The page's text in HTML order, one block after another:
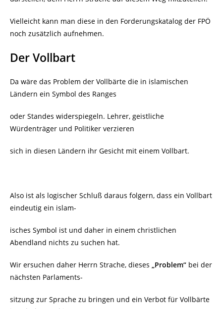
Vielleicht kann man diese in den Forderungskatalog der FPÖ
noch zusätzlich aufnehmen.
Der Vollbart
Da wäre das Problem der Vollbärte die in islamischen
Ländern ein Symbol des Ranges
oder Standes widerspiegeln. Lehrer, geistliche
Würdenträger und Politiker verzieren
sich in diesen Ländern ihr Gesicht mit einem Vollbart.
Also ist als logischer Schluß daraus folgern, dass ein Vollbart
eindeutig ein islam-
isches Symbol ist und daher in einem christlichen
Abendland nichts zu suchen hat.
Wir ersuchen daher Herrn Strache, dieses „Problem“ bei der
nächsten Parlaments-
sitzung zur Sprache zu bringen und ein Verbot für Vollbärte